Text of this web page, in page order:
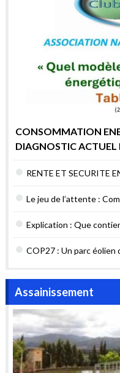
CONSOMMATION
DIAGNOSTIC ACTUEL
RENTE ET SECURITE
Le jeu de l’attente :
Explication : Que
COP27 : Un parc éolien
Assainissement